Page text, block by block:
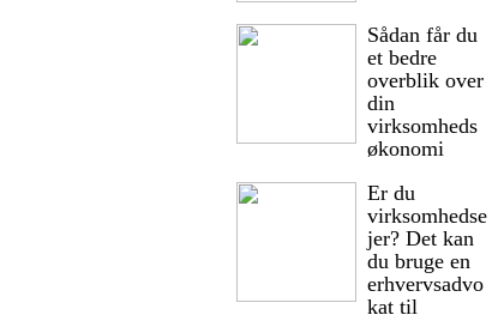
Sådan får du
et bedre
overblik over
din
virksomheds
økonomi
Er du
virksomhedse
jer? Det kan
du bruge en
erhvervsadvo
kat til